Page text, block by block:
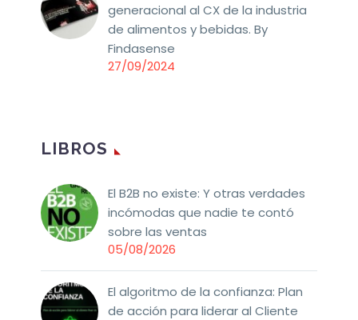
generacional al CX de la industria
de alimentos y bebidas. By
Findasense
27/09/2024
LIBROS
El B2B no existe: Y otras verdades
incómodas que nadie te contó
sobre las ventas
05/08/2026
El algoritmo de la confianza: Plan
de acción para liderar al Cliente